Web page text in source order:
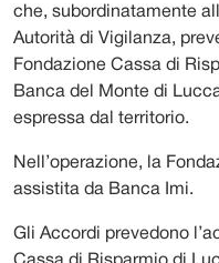
che, subordinatamente
Autorità di Vigilanza,
Fondazione Cassa di
Banca del Monte di
espressa dal territorio.
Nell’operazione, la
assistita da Banca Imi.
Gli Accordi prevedono